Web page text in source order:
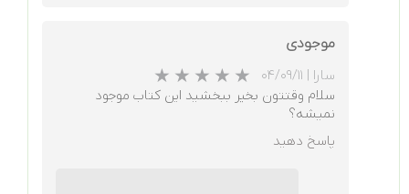
موجودی
سارا | ۰۴/۰۹/۱۱
سلام وقتتون بخیر ببخشید این کتاب موجود
نمیشه؟
پاسخ دهید